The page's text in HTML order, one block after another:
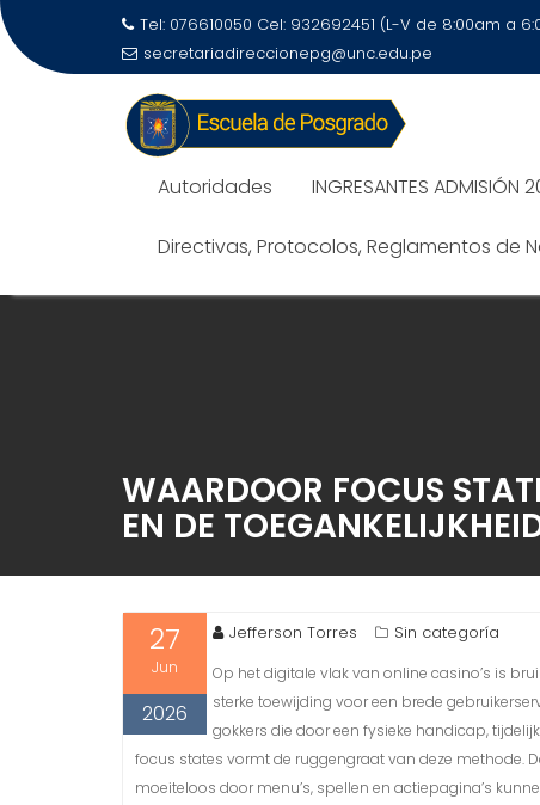
Tel: 076610050 Cel: 932692451 (L-V de 8:00am a
secretariadireccionepg@unc.edu.pe
Autoridades INGRESANTES ADMISIÓN
Directivas, Protocolos, Reglamentos de
WAARDOOR FOCUS
EN DE
27
Jun
2026
Jefferson Torres Sin categoría
Op het digitale vlak van online casino’s is
sterke toewijding voor een brede
gokkers die door een fysieke handicap,
focus states vormt de ruggengraat van deze methode.
moeiteloos door menu’s, spellen en actiepagina’s